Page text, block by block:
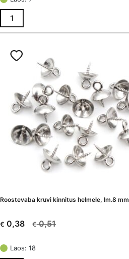
oli:
€ 0,95.
is:
€ 0,72.
Roostevaba kruvi kinnitus helmele, lm.8 mm
€0,51
Algne
oli:
€ 0,38
Current
is: Laos: 18